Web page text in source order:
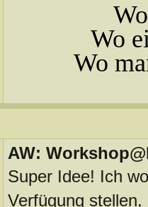
Wo
Wo
AW:
Super Idee! Ich
Verfügung